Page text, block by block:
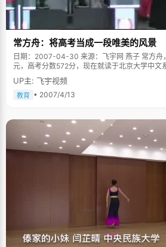
常方舟：将高考当成一段唯美的风景
日期：2007-04-30 来源：飞宇网 燕子 常方舟，2006年上海市高考文科状
元，高考分数572分，现在就读于北京大学中文系。 都说中文系的女孩
清高，因为读太多现实外的东西，可是面前的常
从话语中，能分明的辨析出一份清晰的逻辑和良好的表达
考状元的时候，一位老师曾经说："一个省乃至
年努力得到的荣誉。小桥流水，鸟语花香，当然
考的经历当成一段唯美的风景，一段永远值得珍藏的
元一样，常方舟小时候成绩一直都很好，以初
中，高中里也是一样的优秀。其实，在考入北大
大的名额，因为专业是历史和考古系的缘故，
额。当时很多老师和同学都为她放弃了这么一个
舟非常肯定的告诉他们："我喜欢的是中文系 ，
开始，常方舟就养成了爱读书的习惯，尤其喜欢
《飘》、《城南旧时》以及文学大师们的作品她
间，常方舟一直参与编辑文学社的《翱翔》杂
报栏简报，每周作一次更新，这是兴趣得到延伸
读中文系成了常方舟一直的理想，在机会面前，
己去创造机会。 常方舟生活规律，每天早会早期，保证八小时的睡眠时间，
UP主: 飞宇视频
教育 • 2007/4/13